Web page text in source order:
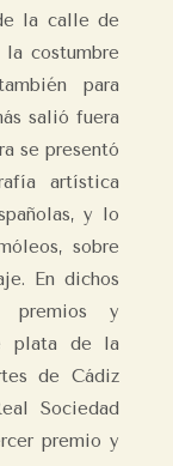
la calle de
costumbre
para
salió fuera
se presentó
artística
y lo
sobre
En dichos
premios y
plata de la
de Cádiz
Sociedad
premio y